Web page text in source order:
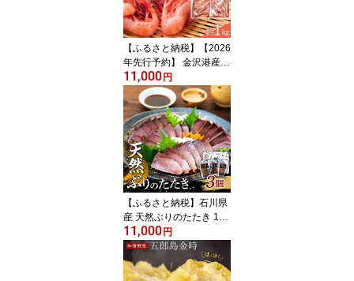
箱 ガニ 蟹 金沢 海鮮 冬季
限定
【ふるさと納税】【2026
年先行予約】 金沢港産
冷凍 甘えび 約500gパッ
ク×2 | 金沢港産 海老 え
び エビ 刺身 甘エビ 海鮮
直送 リピート 高評価 北
陸 ストック おかず あま
えび あまエビ 海老 丼 魚
介類 水産 食品 産地直送
旬の味覚 国産 人気 おす
すめ 送料無料
11,000円
【ふるさと納税】石川県
産 天然ぶりのたたき 120
g以上×3個 ブリ たたき
炙り | 鰤 天然 魚 魚貝類
石川県 水産 食品 加工品
魚介類 刺身 天然 魚 魚貝
11,000円